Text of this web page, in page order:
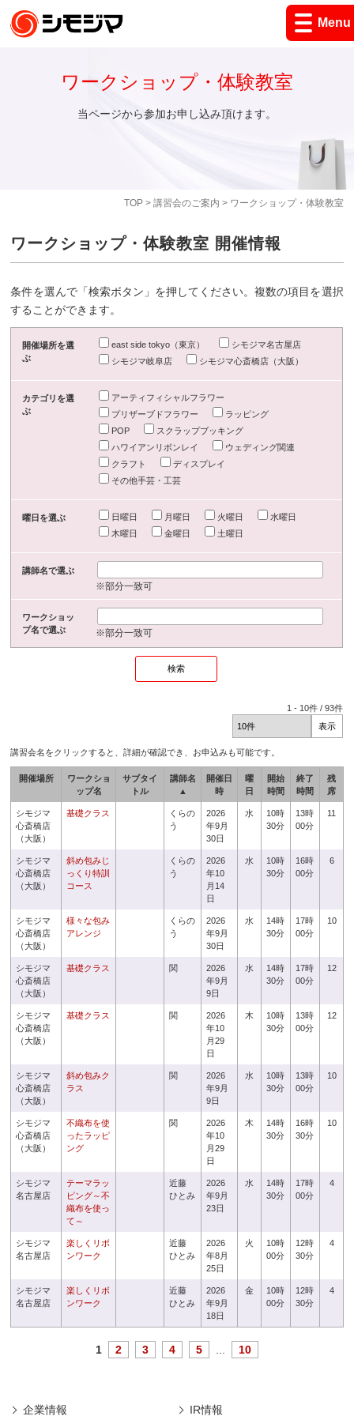
Menu
TOP> 講習会のご案内 > ワークショップ・体験教室
ワークショップ・体験教室
当ページから参加お申し込み頂けます。
ワークショップ・体験教室 開催情報
条件を選んで「検索ボタン」を押してください。複数の項目を選択
することができます。
開催場所を選
ぶ
east side tokyo（東京）
シモジマ名古屋店
シモジマ岐阜店
シモジマ心斎橋店（大阪）
カテゴリを選
ぶ
アーティフィシャルフラワー
プリザーブドフラワー
ラッピング
POP
スクラップブッキング
ハワイアンリボンレイ
ウェディング関連
クラフト
ディスプレイ
その他手芸・工芸
曜日を選ぶ 日曜日 月曜日 火曜日
水曜日
木曜日
金曜日 土曜日
講師名で選ぶ
※部分一致可
ワークショッ
プ名で選ぶ
※部分一致可
1 - 10件 /93件
講習会名をクリックすると、詳細が確認でき、お申込みも可能です。
開催場所
ワークショ
ップ名
サブタイ
トル
講師名
▲
開催日
時
曜
日
開始
時間
終了
時間
残
席
シモジマ
心斎橋店
（大阪）
基礎クラス
くらの
う
2026
年9月
30日
水
10時
30分
13時
00分
11
シモジマ
心斎橋店
（大阪）
斜め包みじ
っくり特訓
コース
くらの
う
2026
年10
月14
日
水
10時
30分
16時
00分
6
シモジマ
心斎橋店
（大阪）
様々な包み
アレンジ
くらの
う
2026
年9月
30日
水
14時
30分
17時
00分
10
シモジマ
心斎橋店
（大阪）
基礎クラス 関
2026
年9月
9日
水
14時
30分
17時
00分
12
シモジマ
心斎橋店
（大阪）
基礎クラス 関
2026
年10
月29
日
木
10時
30分
13時
00分
12
シモジマ
心斎橋店
（大阪）
斜め包みク
ラス
関
2026
年9月
9日
水
10時
30分
13時
00分
10
シモジマ
心斎橋店
（大阪）
不織布を使
ったラッピ
ング
関
2026
年10
月29
日
木
14時
30分
16時
30分
10
シモジマ
名古屋店
テーマラッ
ピング～不
織布を使っ
て～
近藤
ひとみ
2026
年9月
23日
水
14時
30分
17時
00分
4
シモジマ
名古屋店
楽しくリボ
ンワーク
近藤
ひとみ
2026
年8月
25日
火
10時
00分
12時
30分
4
シモジマ
名古屋店
楽しくリボ
ンワーク
近藤
ひとみ
2026
年9月
18日
金
10時
00分
12時
30分
4
1 2 3 4 5 10
企業情報 IR情報